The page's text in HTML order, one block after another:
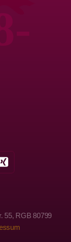
55, RGB 80799